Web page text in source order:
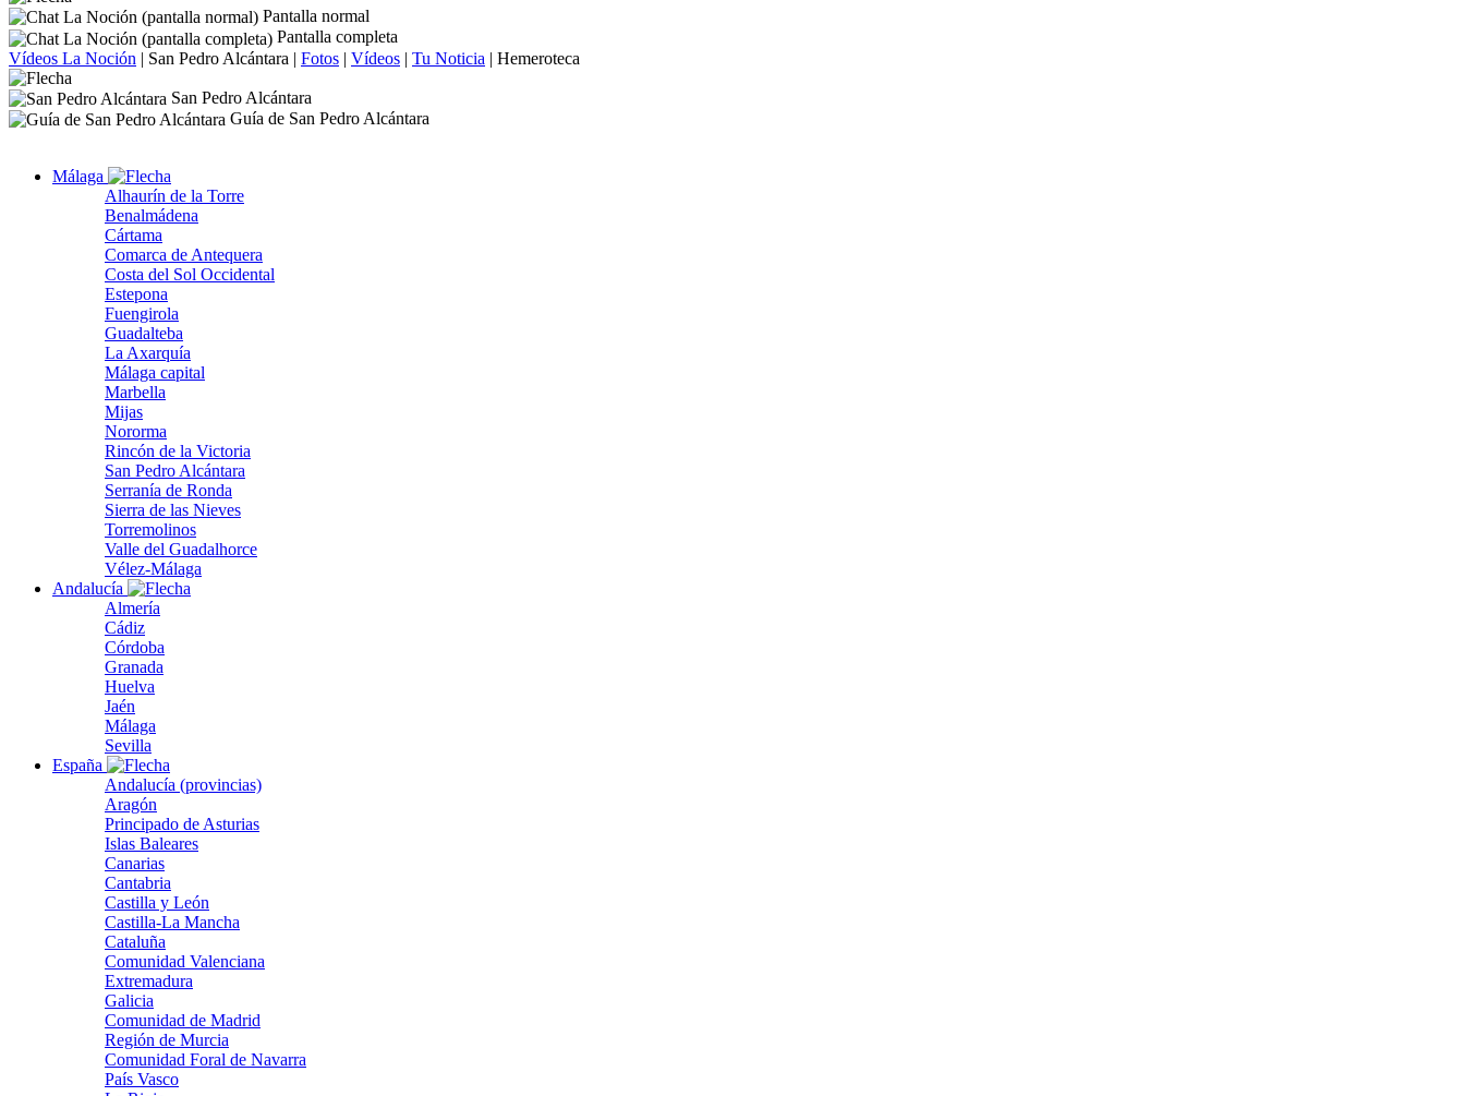
Pantalla normal
Pantalla completa
Vídeos La Noción | San Pedro Alcántara | Fotos | Vídeos | Tu Noticia | Hemeroteca
San Pedro Alcántara
Guía de San Pedro Alcántara
Málaga
Alhaurín de la Torre
Benalmádena
Cártama
Comarca de Antequera
Costa del Sol Occidental
Estepona
Fuengirola
Guadalteba
La Axarquía
Málaga capital
Marbella
Mijas
Nororma
Rincón de la Victoria
San Pedro Alcántara
Serranía de Ronda
Sierra de las Nieves
Torremolinos
Valle del Guadalhorce
Vélez-Málaga
Andalucía
Almería
Cádiz
Córdoba
Granada
Huelva
Jaén
Málaga
Sevilla
España
Andalucía (provincias)
Aragón
Principado de Asturias
Islas Baleares
Canarias
Cantabria
Castilla y León
Castilla-La Mancha
Cataluña
Comunidad Valenciana
Extremadura
Galicia
Comunidad de Madrid
Región de Murcia
Comunidad Foral de Navarra
País Vasco